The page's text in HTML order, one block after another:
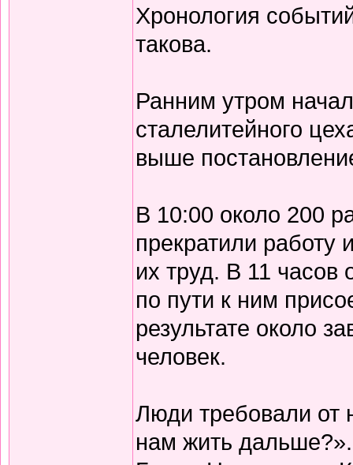
Хронология
такова.
Ранним утром
сталелитейного
выше
В 10:00 около 200
прекратили работу
их труд. В 11 часов
по пути к ним
результате около
человек.
Люди требовали от
нам жить